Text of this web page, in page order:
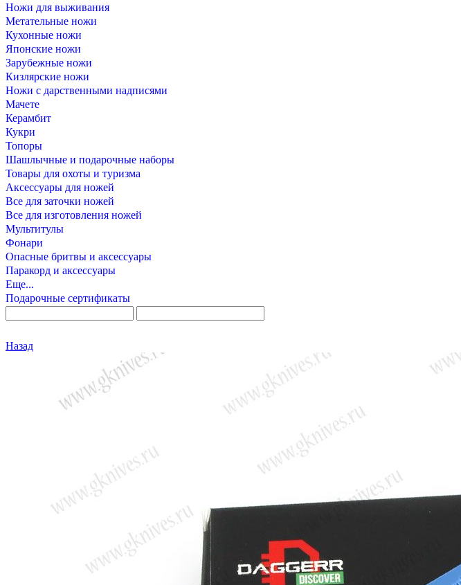
Ножи для выживания
Метательные ножи
Кухонные ножи
Японские ножи
Зарубежные ножи
Кизлярские ножи
Ножи с дарственными надписями
Мачете
Керамбит
Кукри
Топоры
Шашлычные и подарочные наборы
Товары для охоты и туризма
Аксессуары для ножей
Все для заточки ножей
Все для изготовления ножей
Мультитулы
Фонари
Опасные бритвы и аксессуары
Паракорд и аксессуары
Еще...
Подарочные сертификаты
Назад